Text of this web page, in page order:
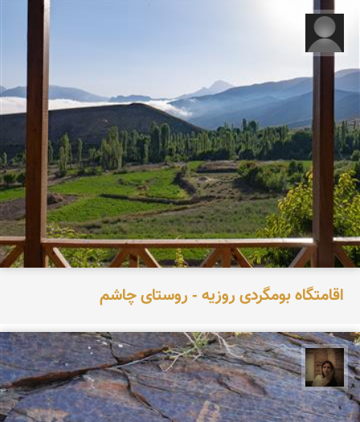
اقامتگاه بومگردی روزیه - روستای چاشم
پروین هاوش